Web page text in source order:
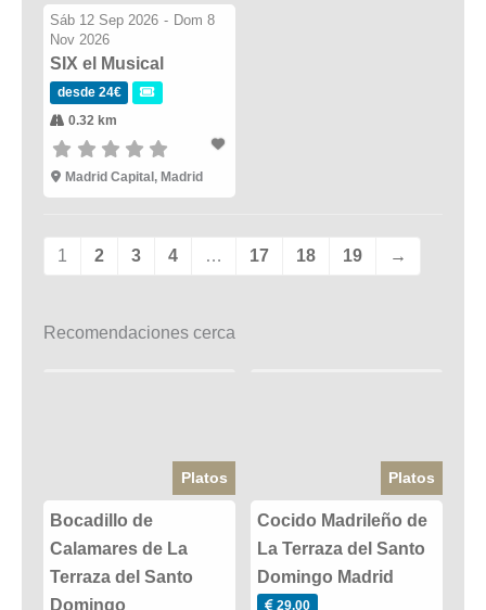
Sáb 12 Sep 2026 - Dom 8
Nov 2026
SIX el Musical
desde 24€
0.32 km
Madrid Capital, Madrid
1 2 3 4 … 17 18 19 →
Recomendaciones cerca
Platos
Bocadillo de
Calamares de La
Terraza del Santo
Domingo
Platos
Cocido Madrileño de
La Terraza del Santo
Domingo Madrid
29.00